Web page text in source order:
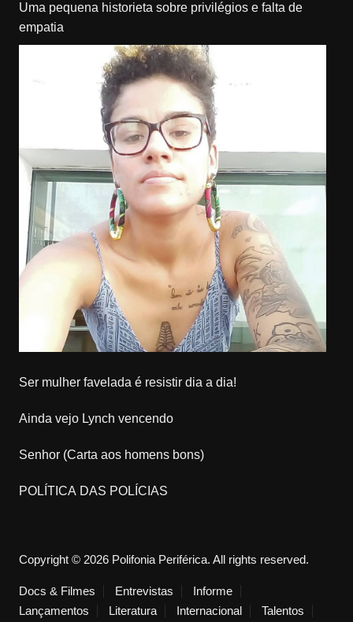
Uma pequena historieta sobre privilégios e falta de
empatia
Ser mulher favelada é resistir dia a dia!
Ainda vejo Lynch vencendo
Senhor (Carta aos homens bons)
POLÍTICA DAS POLÍCIAS
Copyright © 2026 Polifonia Periférica. All rights reserved.
Docs & Filmes Entrevistas
Informe
Lançamentos
Literatura Internacional Talentos